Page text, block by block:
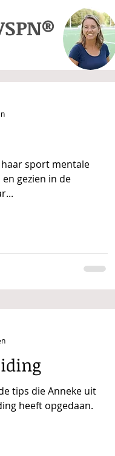
sport mentale
gezien in de
tips die Anneke uit
heeft opgedaan.